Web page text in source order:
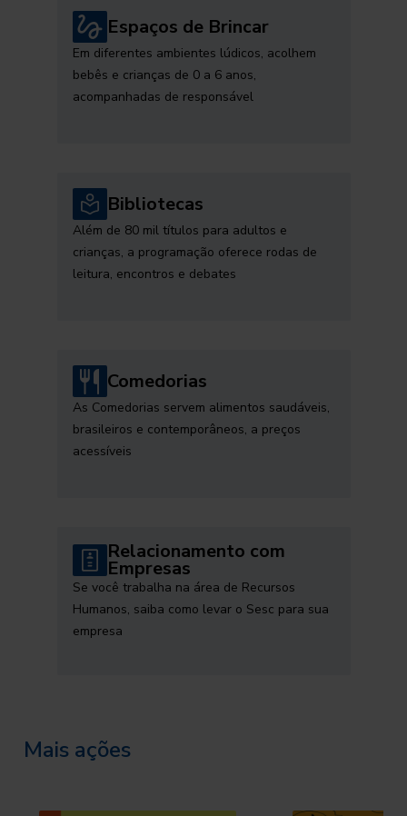
Espaços de Brincar
Em diferentes ambientes lúdicos, acolhem
bebês e crianças de 0 a 6 anos,
acompanhadas de responsável
Bibliotecas
Além de 80 mil títulos para adultos e
crianças, a programação oferece rodas de
leitura, encontros e debates
Comedorias
As Comedorias servem alimentos saudáveis,
brasileiros e contemporâneos, a preços
acessíveis
Relacionamento com
Empresas
Se você trabalha na área de Recursos
Humanos, saiba como levar o Sesc para sua
empresa
Mais ações